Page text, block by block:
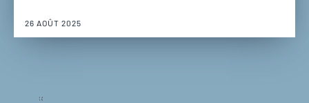
26 AOÛT 2025